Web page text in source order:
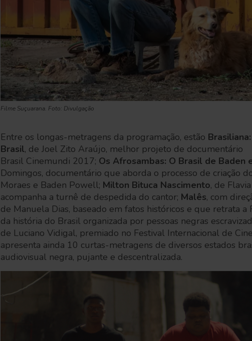
Filme Suçuarana. Foto: Divulgação
Entre os longas-metragens da programação, estão
Brasil, de Joel Zito Araújo, melhor projeto de documentário
Brasil Cinemundi 2017; Os Afrosambas: O Brasil de Baden
Domingos, documentário que aborda o processo de criação
Moraes e Baden Powell; Milton Bituca Nascimento, de
acompanha a turnê de despedida do cantor; Malês, com
de Manuela Dias, baseado em fatos históricos e que retrata
da história do Brasil organizada por pessoas negras
de Luciano Vidigal, premiado no Festival Internacional de
apresenta ainda 10 curtas-metragens de diversos estados
audiovisual negra, pujante e descentralizada.